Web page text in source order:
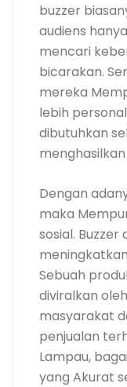
buzzer
audiens
mencari
bicarakan.
mereka
lebih
dibutuhkan
Dengan
maka
sosial.
Sebuah
diviralkan
masyarakat
penjualan
Lampau,
yang Akurat